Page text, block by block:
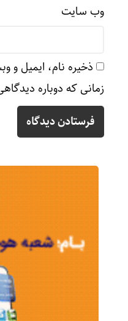
وب‌ سایت
ذخیره نام، ایمیل و
زمانی که دوباره